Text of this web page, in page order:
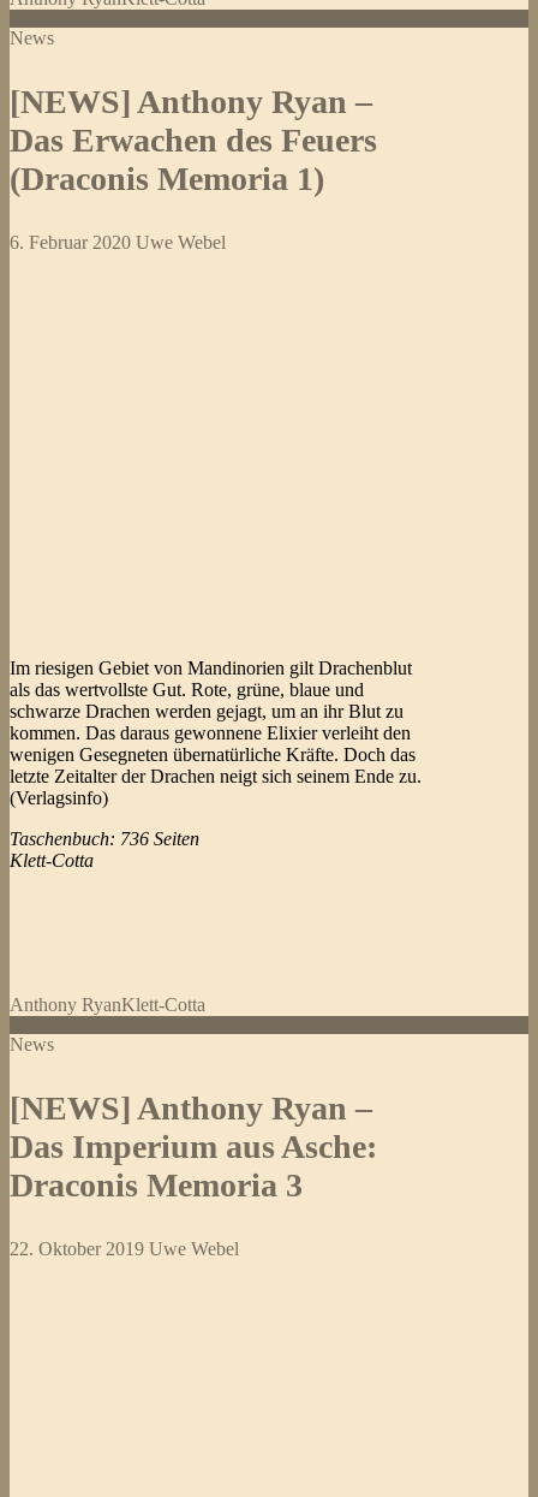
News
[NEWS] Anthony Ryan –
Das Erwachen des Feuers
(Draconis Memoria 1)
6. Februar 2020 Uwe Webel
Im riesigen Gebiet von Mandinorien gilt Drachenblut
als das wertvollste Gut. Rote, grüne, blaue und
schwarze Drachen werden gejagt, um an ihr Blut zu
kommen. Das daraus gewonnene Elixier verleiht den
wenigen Gesegneten übernatürliche Kräfte. Doch das
letzte Zeitalter der Drachen neigt sich seinem Ende zu.
(Verlagsinfo)
Taschenbuch: 736 Seiten
Klett-Cotta
Anthony RyanKlett-Cotta
News
[NEWS] Anthony Ryan –
Das Imperium aus Asche:
Draconis Memoria 3
22. Oktober 2019 Uwe Webel